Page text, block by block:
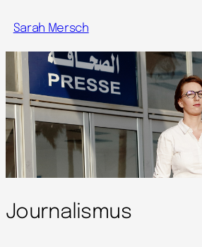
Sarah Mersch
Journalismus